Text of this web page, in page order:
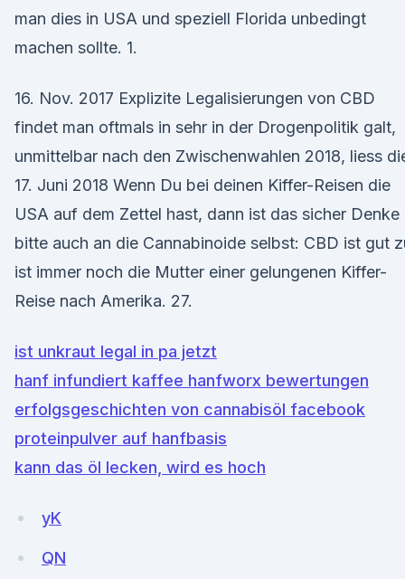
man dies in USA und speziell Florida unbedingt
machen sollte. 1.
16. Nov. 2017 Explizite Legalisierungen von CBD
findet man oftmals in sehr in der Drogenpolitik galt,
unmittelbar nach den Zwischenwahlen 2018, liess
17. Juni 2018 Wenn Du bei deinen Kiffer-Reisen die
USA auf dem Zettel hast, dann ist das sicher Denke
bitte auch an die Cannabinoide selbst: CBD ist gut
ist immer noch die Mutter einer gelungenen Kiffer-
Reise nach Amerika. 27.
ist unkraut legal in pa jetzt
hanf infundiert kaffee hanfworx bewertungen
erfolgsgeschichten von cannabisöl facebook
proteinpulver auf hanfbasis
kann das öl lecken, wird es hoch
yK
QN